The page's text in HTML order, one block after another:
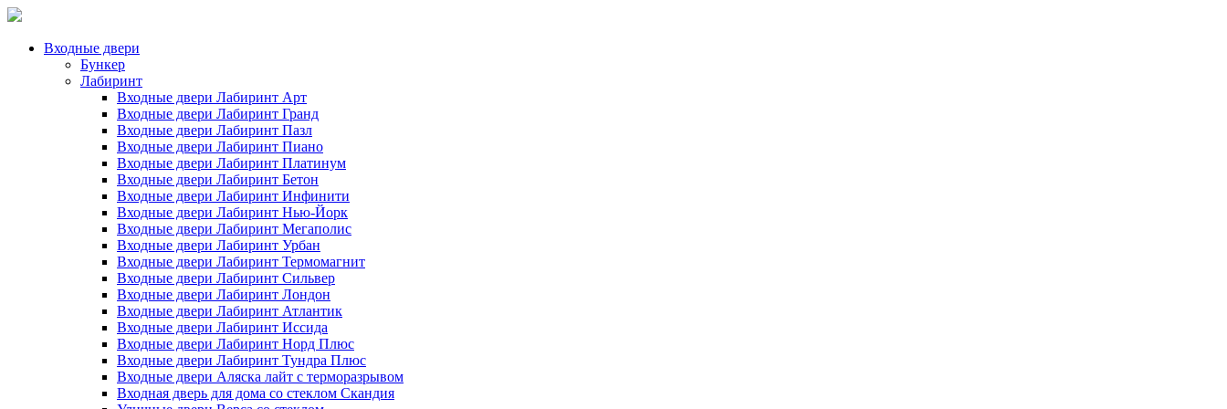
Входные двери
Бункер
Лабиринт
Входные двери Лабиринт Арт
Входные двери Лабиринт Гранд
Входные двери Лабиринт Пазл
Входные двери Лабиринт Пиано
Входные двери Лабиринт Платинум
Входные двери Лабиринт Бетон
Входные двери Лабиринт Инфинити
Входные двери Лабиринт Нью-Йорк
Входные двери Лабиринт Мегаполис
Входные двери Лабиринт Урбан
Входные двери Лабиринт Термомагнит
Входные двери Лабиринт Сильвер
Входные двери Лабиринт Лондон
Входные двери Лабиринт Атлантик
Входные двери Лабиринт Иссида
Входные двери Лабиринт Норд Плюс
Входные двери Лабиринт Тундра Плюс
Входные двери Аляска лайт с терморазрывом
Входная дверь для дома со стеклом Скандия